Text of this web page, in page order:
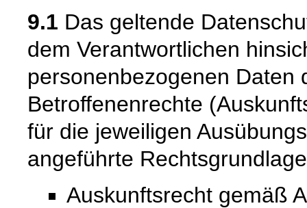
9.1 Das geltende
dem Verantwortlichen
personenbezogenen Daten
Betroffenenrechte
für die jeweiligen
angeführte
Auskunftsrecht gemäß